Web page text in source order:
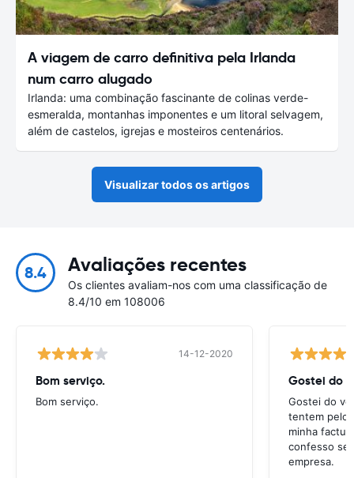
A viagem de carro definitiva pela Irlanda
num carro alugado
Irlanda: uma combinação fascinante de colinas verde-
esmeralda, montanhas imponentes e um litoral selvagem,
além de castelos, igrejas e mosteiros centenários.
Visualizar todos os artigos
8.4 Avaliações recentes
Os clientes avaliam-nos com uma classificação de
8.4/10 em 108006
14-12-2020
Bom serviço.
Bom serviço.
Gostei do
Gostei do
tentem pelo
minha
confesso
empresa.